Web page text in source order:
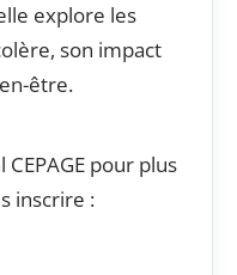
explore les
son impact
être.
pour plus
inscrire :